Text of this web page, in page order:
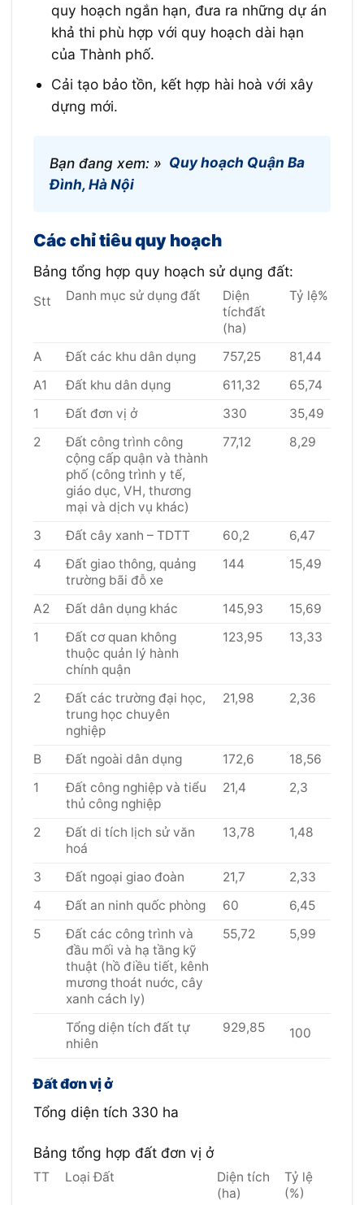
quy hoạch ngắn hạn, đưa ra những dự án
khả thi phù hợp với quy hoạch dài hạn
của Thành phố.
Cải tạo bảo tồn, kết hợp hài hoà với xây
dựng mới.
Bạn đang xem: » Quy hoạch Quận Ba
Đình, Hà Nội
Các chỉ tiêu quy hoạch
Bảng tổng hợp quy hoạch sử dụng đất:
Stt Danh mục sử dụng đất
Diện
tíchđất
(ha)
Tỷ lệ%
A Đất các khu dân dụng 757,25
81,44
A1
Đất khu dân dụng 611,32
65,74
1
Đất đơn vị ở 330
35,49
2
Đất công trình công
cộng cấp quận và thành
phố (công trình y tế,
giáo dục, VH, thương
mại và dịch vụ khác)
77,12 8,29
3 Đất cây xanh – TDTT 60,2
6,47
4
Đất giao thông, quảng
trường bãi đỗ xe
144 15,49
A2 Đất dân dụng khác 145,93
15,69
1
Đất cơ quan không
thuộc quản lý hành
chính quận
123,95 13,33
2
Đất các trường đại học,
trung học chuyên
nghiệp
21,98 2,36
B Đất ngoài dân dụng 172,6
18,56
1
Đất công nghiệp và tiểu
thủ công nghiệp
21,4 2,3
2
Đất di tích lịch sử văn
hoá
13,78 1,48
3 Đất ngoại giao đoàn 21,7
2,33
4
Đất an ninh quốc phòng 60
6,45
5
Đất các công trình và
đầu mối và hạ tầng kỹ
thuật (hồ điều tiết, kênh
mương thoát nuớc, cây
xanh cách ly)
55,72 5,99
Tổng diện tích đất tự
nhiên
929,85 100
Đất đơn vị ở
Tổng diện tích 330 ha
Bảng tổng hợp đất đơn vị ở
TT Loại Đất
Diện tích
(ha)
Tỷ lệ
(%)